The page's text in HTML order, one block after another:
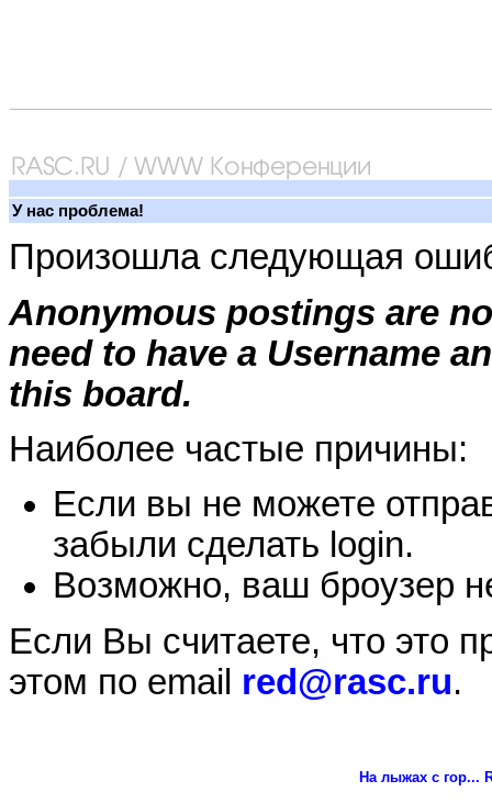
У нас проблема!
Произошла следующая
Anonymous postings are
need to have a Username
this board.
Наиболее частые причины:
Если вы не можете
забыли сделать login.
Возможно, ваш броузер
Если Вы считаете, что это
этом по email red@rasc.ru.
На лыжах с гор...